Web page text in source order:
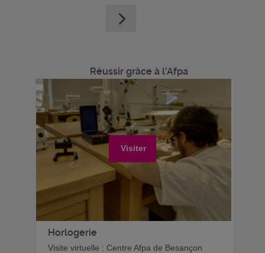
Réussir grâce à l'Afpa
Visiter
Horlogerie
Visite virtuelle : Centre Afpa de Besançon